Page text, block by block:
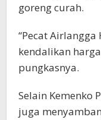
goreng curah.
“Pecat
kendalikan
pungkasnya.
Selain Kemenko
juga